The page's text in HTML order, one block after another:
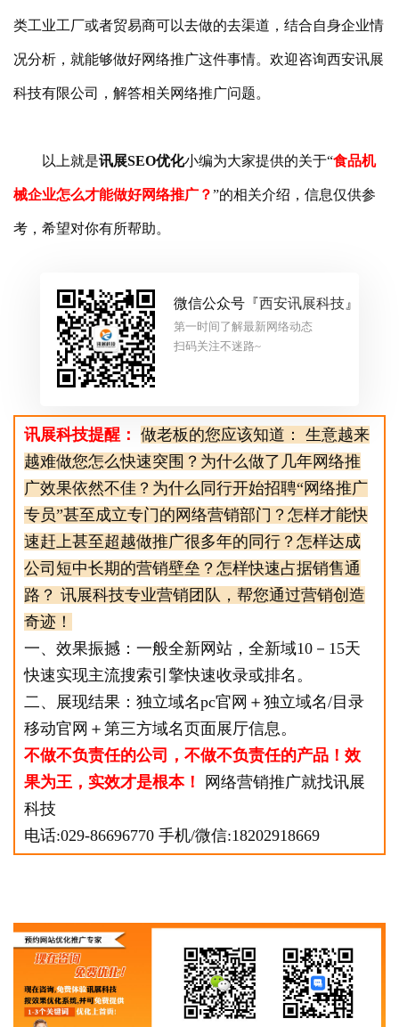
类工业工厂或者贸易商可以去做的去渠道，结合自身企业情
况分析，就能够做好网络推广这件事情。欢迎咨询西安讯展
科技有限公司 ，解答相关网络推广问题。
以上就是讯展SEO优化小编为大家提供的关于“食品机
械企业怎么才能做好网络推广？”的相关介绍，信息仅供参
考，希望对你有所帮助。
微信公众号『西安讯展科技 』
第一时间了解最新网络动态
扫码关注不迷路~
讯展科技提醒： 做老板的您应该知道： 生意越来
越难做您怎么快速突围？为什么做了几年网络推
广效果依然不佳？为什么同行开始招聘“网络推广
专员”甚至成立专门的网络营销部门？怎样才能快
速赶上甚至超越做推广很多年的同行？怎样达成
公司短中长期的营销壁垒？怎样快速占据销售通
路？ 讯展科技专业营销团队，帮您通过营销创造
奇迹！
一、效果振撼：一般全新网站，全新域10－15天
快速实现主流搜索引擎快速收录或排名。
二、展现结果：独立域名pc官网＋独立域名/目录
移动官网＋第三方域名页面展厅信息。
不做不负责任的公司，不做不负责任的产品！效
果为王，实效才是根本！
网络营销推广就找讯展
科技
电话:029-86696770 手机/微信:18202918669